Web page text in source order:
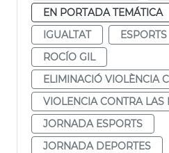
EN PORTADA TEMÁTICA
IGUALTAT
ESPORTS
ROCÍO GIL
ELIMINACIÓ VIOLÈNCIA
VIOLENCIA CONTRA LAS
JORNADA ESPORTS
JORNADA DEPORTES